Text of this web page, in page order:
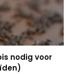
nodig voor